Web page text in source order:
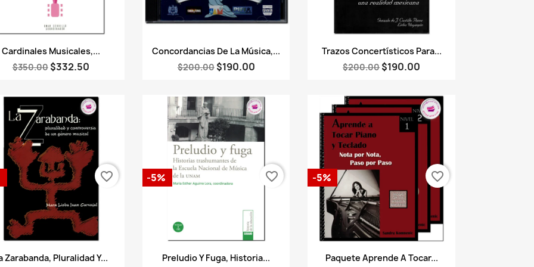
Vista rápida
Cardinales Musicales,...
$350.00 $332.50
Vista rápida
Concordancias De La Música,...
$200.00 $190.00
Vista rápida
Trazos Concertísticos Para...
$200.00$190.00
Vista rápida
Zarabanda, Pluralidad Y...
favorite_border
Vista rápida
Preludio Y Fuga, Historia...
-5% favorite_border
 Vista rápida
Paquete Aprende A Tocar...
-5% favorite_border